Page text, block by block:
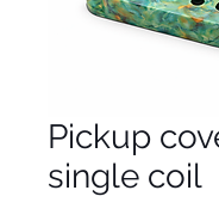
Pickup
single coil